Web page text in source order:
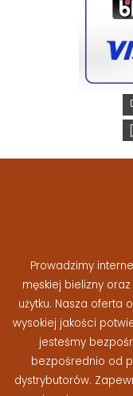
Prowadzimy
męskiej bielizny
użytku. Nasza oferta
wysokiej jakości
jesteśmy
bezpośrednio od
dystrybutorów.